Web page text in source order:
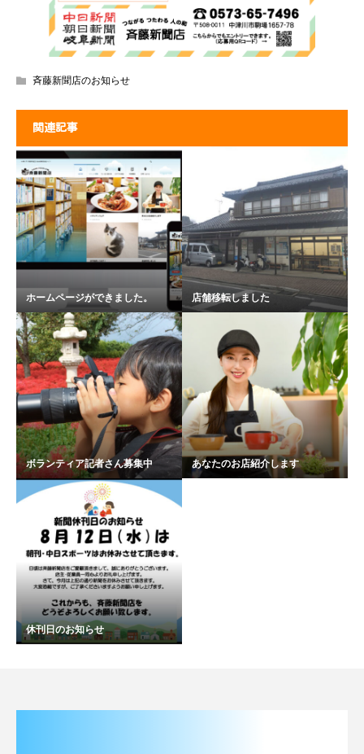
斉藤新聞店のお知らせ
関連記事
ホームページができました。 店舗移転しました
ボランティア記者さん募集中 あなたのお店紹介します
休刊日のお知らせ